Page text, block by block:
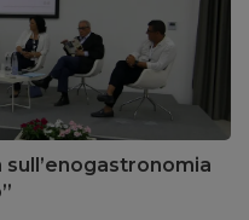
sull’enogastronomia